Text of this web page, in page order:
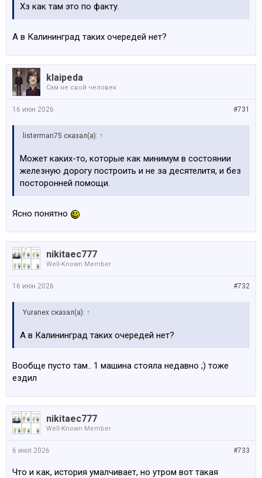
Хз как там это по факту.
А в Калининград таких очередей нет?
klaipeda
Сам не свой человек
#731
16 июн 2026
listerman75 сказал(а): ↑
Может каких-то, которые как минимум в состоянии
железную дорогу построить и не за десятелитя, и без
посторонней помощи.
Ясно понятно
nikitaec777
Well-Known Member
#732
16 июн 2026
Yuranex сказал(а): ↑
А в Калининград таких очередей нет?
Вообще пусто там.. 1 машина стояла недавно ;) тоже
ездил
nikitaec777
Well-Known Member
#733
6 июл 2026
Что и как, история умалчивает, но утром вот такая